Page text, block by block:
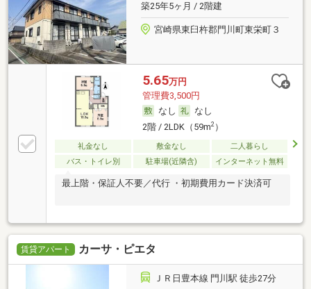
築25年5ヶ月 / 2階建
宮崎県東臼杵郡門川町東栄町３
5.65万円
管理費3,500円
なし
なし
2階 / 2LDK（59m2）
礼金なし 敷金なし
二人暮らし
バス・トイレ別
駐車場(近隣含) インターネット無料
最上階・保証人不要／代行 ・初期費用カード決済可
賃貸アパート カーサ・ピエタ
ＪＲ日豊本線 門川駅 徒歩27分